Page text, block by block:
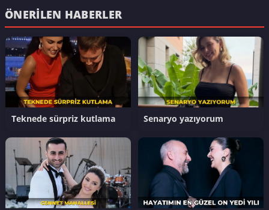
ÖNERILEN HABERLER
Teknede sürpriz kutlama Senaryo yazıyorum